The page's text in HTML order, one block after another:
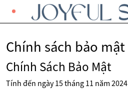
Chính sách bảo mật
Chính Sách Bảo Mật
Tính đến ngày 15 tháng 11 năm 2024